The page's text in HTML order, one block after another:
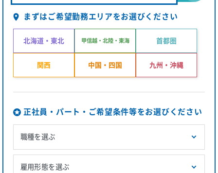
まずはご希望勤務エリアをお選びください
北海道・東北 甲信越・北陸・東海 首都圏
関西 中国・四国 九州・沖縄
正社員・パート・ご希望条件等をお選びください